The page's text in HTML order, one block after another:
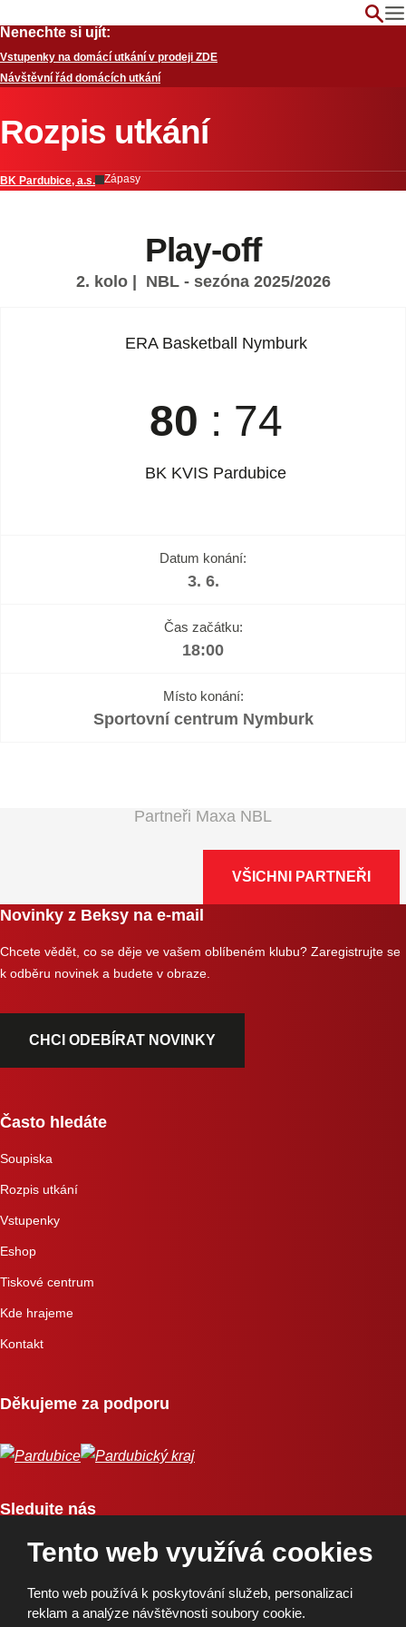
Nenechte si ujít:
Vstupenky na domácí utkání v prodeji ZDE
Návštěvní řád domácích utkání
Rozpis utkání
BK Pardubice, a.s. Zápasy
Play-off
2. kolo | NBL - sezóna 2025/2026
ERA Basketball Nymburk
80 : 74
BK KVIS Pardubice
Datum konání:
3. 6.
Čas začátku:
18:00
Místo konání:
Sportovní centrum Nymburk
Partneři Maxa NBL
VŠICHNI PARTNEŘI
Novinky z Beksy na e-mail
Chcete vědět, co se děje ve vašem oblíbeném klubu? Zaregistrujte se
k odběru novinek a budete v obraze.
CHCI ODEBÍRAT NOVINKY
Často hledáte
Soupiska
Rozpis utkání
Vstupenky
Eshop
Tiskové centrum
Kde hrajeme
Kontakt
Děkujeme za podporu
Sledujte nás
Tento web využívá cookies
Tento web používá k poskytování služeb, personalizaci
reklam a analýze návštěvnosti soubory cookie.